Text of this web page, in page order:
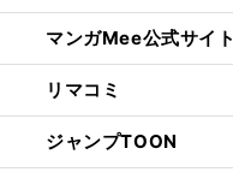
マンガMee公式サイト
リマコミ
ジャンプTOON